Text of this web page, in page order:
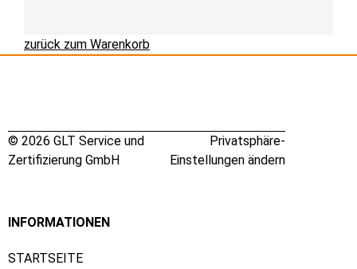
zurück zum Warenkorb
© 2026 GLT Service und
Zertifizierung GmbH
Privatsphäre-
Einstellungen ändern
INFORMATIONEN
STARTSEITE